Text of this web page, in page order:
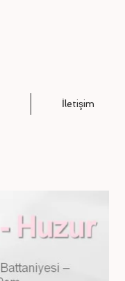
İletişim